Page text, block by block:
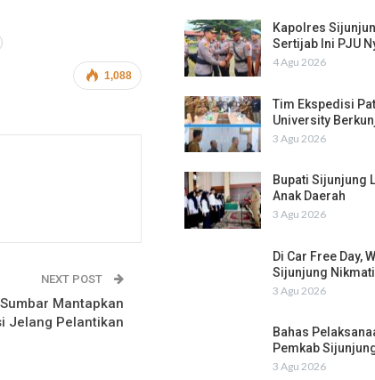
1,088
NEXT POST
Mantapkan
Jelang Pelantikan
Kapolres
Sertijab Ini PJU
4 Agu 2026
Tim Ekspedisi
University
3 Agu 2026
Bupati Sijunjung
Anak Daerah
3 Agu 2026
Di Car Free Day,
Sijunjung
3 Agu 2026
Bahas
Pemkab
3 Agu 2026